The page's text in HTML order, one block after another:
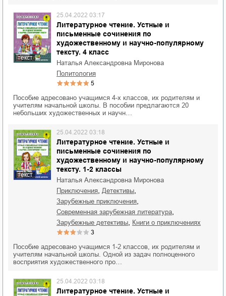
текст
Литературное чтение. Устные и
письменные сочинения по
художественному и научно-популярному
тексту. 4 класс
25.04.2022 03:17
Наталья Александровна Миронова
политология
5
Пособие адресовано учащимся 4-х классов, их родителям и
учителям начальной школы. В пособии предлагаются 20
небольших художественных и научн…
текст
Литературное чтение. Устные и
письменные сочинения по
художественному и научно-популярному
тексту. 1-2 классы
25.04.2022 03:18
Наталья Александровна Миронова
приключения
детективы
зарубежные приключения
современная зарубежная литература
зарубежные детективы книги о приключениях
3
Пособие адресовано учащимся 1-2 классов, их родителям и
учителям начальной школы. Одной из задач полноценного
восприятия художественного про…
Литературное чтение. Устные и
25.04.2022 03:18